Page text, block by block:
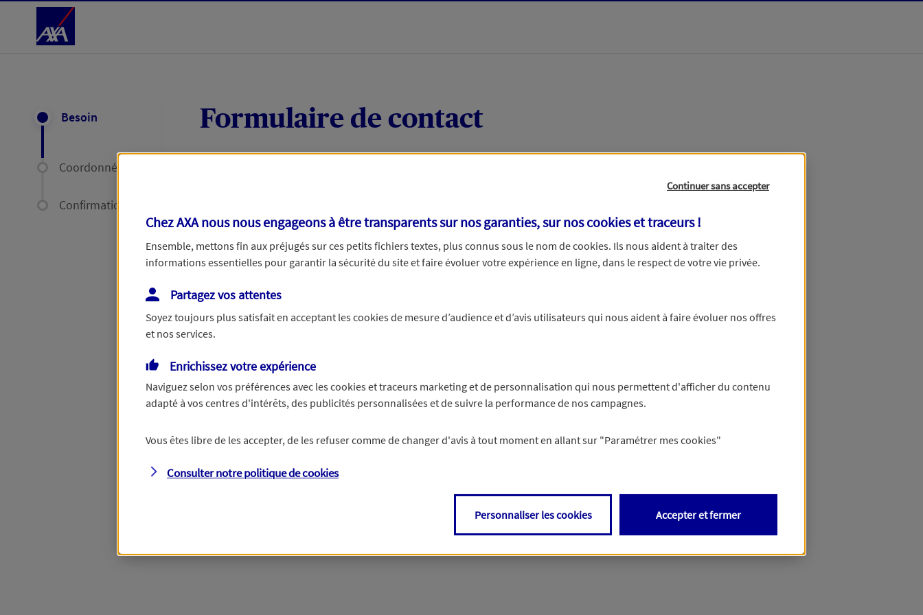
Accéder au Contenu
Besoin
Coordonnées
Confirmation
Formulaire de contact
Votre message :
Vous disposez de droits sur les informations vous concernant. Pour plus d’informations,
Continuer sans accepter
Chez AXA nous nous engageons à être transparents sur nos garanties, sur noscookies et traceurs!
Ensemble, mettons fin aux préjugés sur ces petits fichiers textes, plus connus sous le nom decookies. Ils nous aident à traiter des
informations essentielles pour garantir la sécurité du site et faire évoluer votre expérience en ligne, dans le respect de votre vie privée.
Partagez vos attentes
Soyez toujours plus satisfait en acceptant les cookies de mesure d’audience et d’avis utilisateurs qui nous aident à faire évoluer nos offres
et nos services.
Enrichissez votre expérience
Naviguez selon vos préférences avec les cookies et traceurs marketing et de personnalisation qui nous permettent d'afficher du contenu
adapté à vos centres d'intérêts, des publicités personnalisées et de suivre la performance de nos campagnes.
Vous êtes libre de les accepter, de les refuser comme de changer d'avis à tout moment en allant sur "Paramétrer mes cookies"
Consulter notre politique decookies
Personnaliser les cookies Accepter et fermer